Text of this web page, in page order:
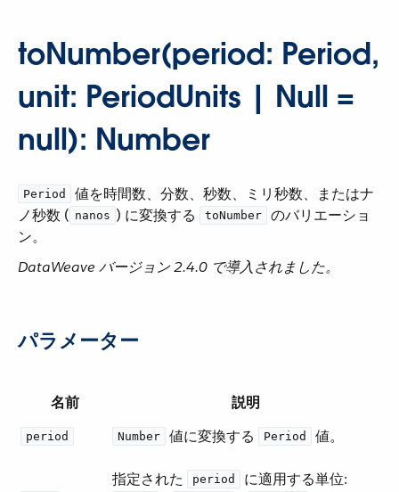
toNumber(period: Period,
unit: PeriodUnits | Null =
null): Number
Period
​ 値を時間数、分数、秒数、ミリ秒数、またはナ
ノ秒数 (​ nanos ​) に変換する ​ toNumber
​ のバリエーショ
ン。
DataWeave バージョン 2.4.0 で導入されました。
パラメーター
名前 説明
period Number ​ 値に変換する ​ Period ​ 値。
指定された ​ period ​ に適用する単位: